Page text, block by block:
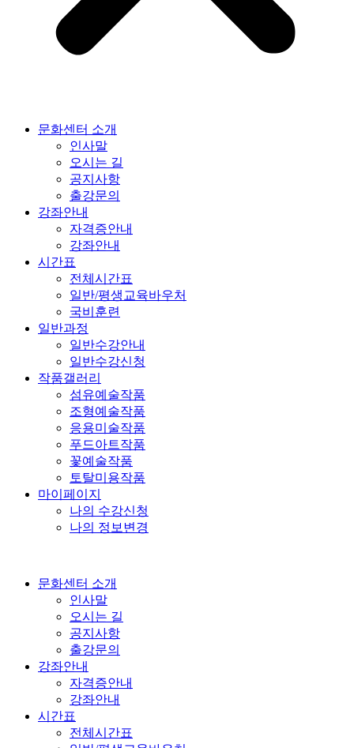
문화센터 소개
인사말
오시는 길
공지사항
출강문의
강좌안내
자격증안내
강좌안내
시간표
전체시간표
일반/평생교육바우처
국비훈련
일반과정
일반수강안내
일반수강신청
작품갤러리
섬유예술작품
조형예술작품
응용미술작품
푸드아트작품
꽃예술작품
토탈미용작품
마이페이지
나의 수강신청
나의 정보변경
문화센터 소개
인사말
오시는 길
공지사항
출강문의
강좌안내
자격증안내
강좌안내
시간표
전체시간표